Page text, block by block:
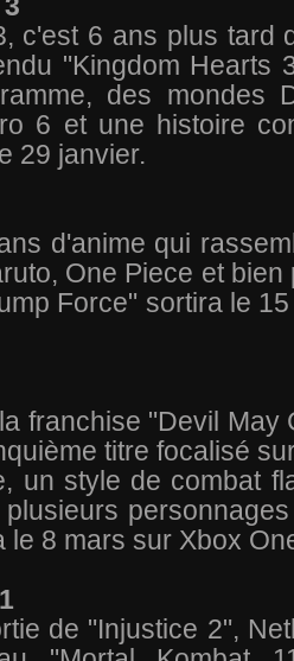
c'est 6 ans plus tard
"Kingdom Hearts
des mondes
6 et une histoire
29 janvier.
d'anime qui
One Piece et
Force" sortira le
franchise "Devil May
titre focalisé
un style de combat
le 8 mars sur Xbox
de "Injustice 2",